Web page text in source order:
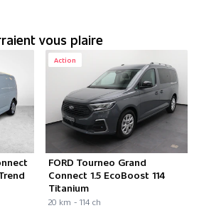
vous plaire
Action
FORD Tourneo Grand
Connect 1.5 EcoBoost 114
Titanium
20 km - 114 ch